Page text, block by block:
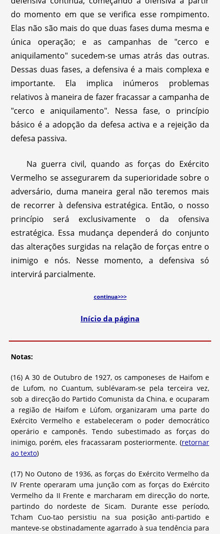
do momento em que se verifica esse rompimento.
Elas não são mais do que duas fases duma mesma e
única operação; e as campanhas de "cerco e
aniquilamento" sucedem-se umas atrás das outras.
Dessas duas fases, a defensiva é a mais complexa e
importante. Ela implica inúmeros problemas
relativos à maneira de fazer fracassar a campanha de
"cerco e aniquilamento". Nessa fase, o princípio
básico é a adopção da defesa activa e a rejeição da
defesa passiva.
Na guerra civil, quando as forças do Exército
Vermelho se assegurarem da superioridade sobre o
adversário, duma maneira geral não teremos mais
de recorrer à defensiva estratégica. Então, o nosso
princípio será exclusivamente o da ofensiva
estratégica. Essa mudança dependerá do conjunto
das alterações surgidas na relação de forças entre o
inimigo e nós. Nesse momento, a defensiva só
intervirá parcialmente.
continua>>>
Início da página
Notas:
(16) A 30 de Outubro de 1927, os camponeses de Haifom e
de Lufom, no Cuantum, sublévaram-se pela terceira vez,
sob a direcção do Partido Comunista da China, e ocuparam
a região de Haifom e Lúfom, organizaram uma parte do
Exército Vermelho e estabeleceram o poder democrático
operário e camponês. Tendo subestimado as forças do
inimigo, porém, eles fracassaram posteriormente. (retornar
ao texto)
(17) No Outono de 1936, as forças do Exército Vermelho da
IV Frente operaram uma junção com as forças do Exército
Vermelho da II Frente e marcharam em direcção do norte,
partindo do nordeste de Sicam. Durante esse período,
Tcham Cuo-tao persistiu na sua posição anti-partido e
manteve-se obstinadamente agarrado à sua tendência para